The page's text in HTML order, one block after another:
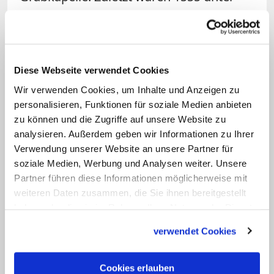
Diese Webseite verwendet Cookies
Wir verwenden Cookies, um Inhalte und Anzeigen zu
personalisieren, Funktionen für soziale Medien anbieten
zu können und die Zugriffe auf unsere Website zu
analysieren. Außerdem geben wir Informationen zu Ihrer
Verwendung unserer Website an unsere Partner für
soziale Medien, Werbung und Analysen weiter. Unsere
Partner führen diese Informationen möglicherweise mit
weiteren Daten zusammen, die Sie ihnen bereitgestellt
verwendet Cookies
Cookies erlauben
dem Franziskanerkustos Bonifatius von
Die im Mai begonnenen
Restaurierungsarbeiten an dem
gemeinschaftlichen Besitz gelten als
kleine Sensation. Frühere Bestrebungen
scheiterten wiederholt an der Uneinigkeit
der Kirchenvertreter.
Form geht zurück auf das Jahr 1810. Drei
wurden im Laufe der Geschichte zerstört.